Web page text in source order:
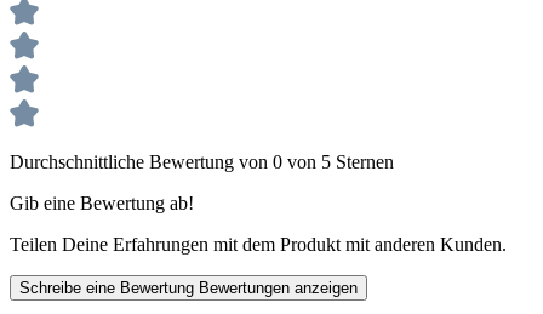
Durchschnittliche Bewertung von 0 von 5 Sternen
Gib eine Bewertung ab!
Teilen Deine Erfahrungen mit dem Produkt mit anderen Kunden.
Schreibe eine Bewertung Bewertungen anzeigen